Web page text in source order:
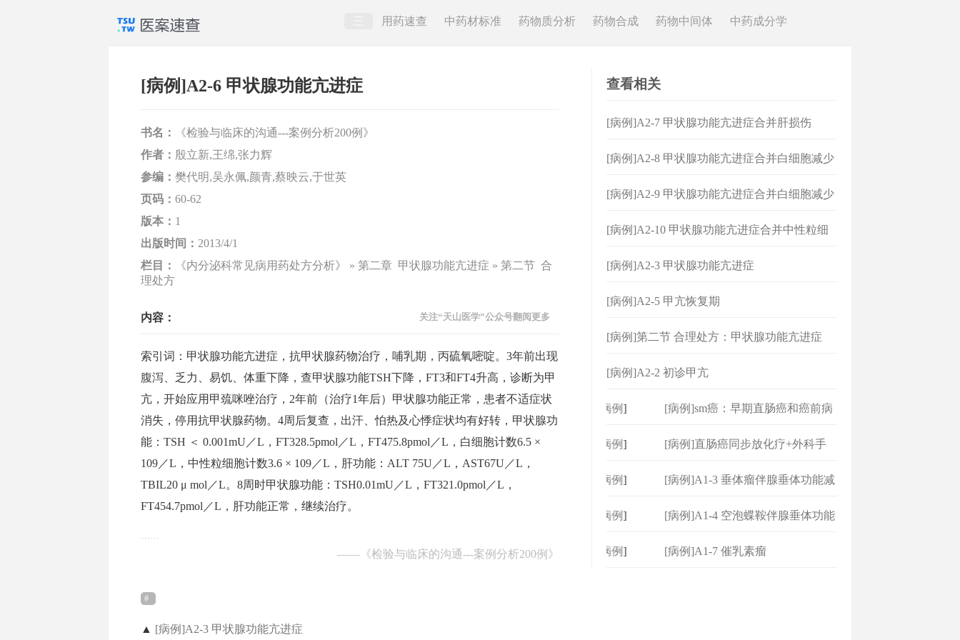
用药速查 中药材标准 药物质分析 药物合成 药物中间体 中药成分学
[病例]A2-6 甲状腺功能亢进症
书名：
《检验与临床的沟通---案例分析200例》
作者： 殷立新,王绵,张力辉
参编： 樊代明,吴永佩,颜青,蔡映云,于世英
页码： 60-62
版本： 1
出版时间： 2013/4/1
栏目：
《内分泌科常见病用药处方分析》 » 第二章 甲状腺功能亢进症 » 第二节 合
理处方
内容： 关注“天山医学”公众号翻阅更多
索引词：甲状腺功能亢进症，抗甲状腺药物治疗，哺乳期，丙硫氧嘧啶。3年前出现
腹泻、乏力、易饥、体重下降，查甲状腺功能TSH下降，FT3和FT4升高，诊断为甲
亢，开始应用甲巯咪唑治疗，2年前（治疗1年后）甲状腺功能正常，患者不适症状
消失，停用抗甲状腺药物。4周后复查，出汗、怕热及心悸症状均有好转，甲状腺功
能：TSH ＜ 0.001mU／L，FT328.5pmol／L，FT475.8pmol／L，白细胞计数6.5 ×
109／L，中性粒细胞计数3.6 × 109／L，肝功能：ALT 75U／L，AST67U／L，
TBIL20 μ mol／L。8周时甲状腺功能：TSH0.01mU／L，FT321.0pmol／L，
FT454.7pmol／L，肝功能正常，继续治疗。
—— 《检验与临床的沟通---案例分析200例》
▲ [病例]A2-3 甲状腺功能亢进症
查看相关
[病例]A2-7 甲状腺功能亢进症合并肝损伤
[病例]A2-8 甲状腺功能亢进症合并白细胞减少
[病例]A2-9 甲状腺功能亢进症合并白细胞减少
[病例]A2-10 甲状腺功能亢进症合并中性粒细
[病例]A2-3 甲状腺功能亢进症
[病例]A2-5 甲亢恢复期
[病例]第二节 合理处方：甲状腺功能亢进症
[病例]A2-2 初诊甲亢
病例]
[病例]sm癌：早期直肠癌和癌前病
病例]
[病例]直肠癌同步放化疗+外科手
病例] [病例]A1-3 垂体瘤伴腺垂体功能减
病例] [病例]A1-4 空泡蝶鞍伴腺垂体功能
病例] [病例]A1-7 催乳素瘤